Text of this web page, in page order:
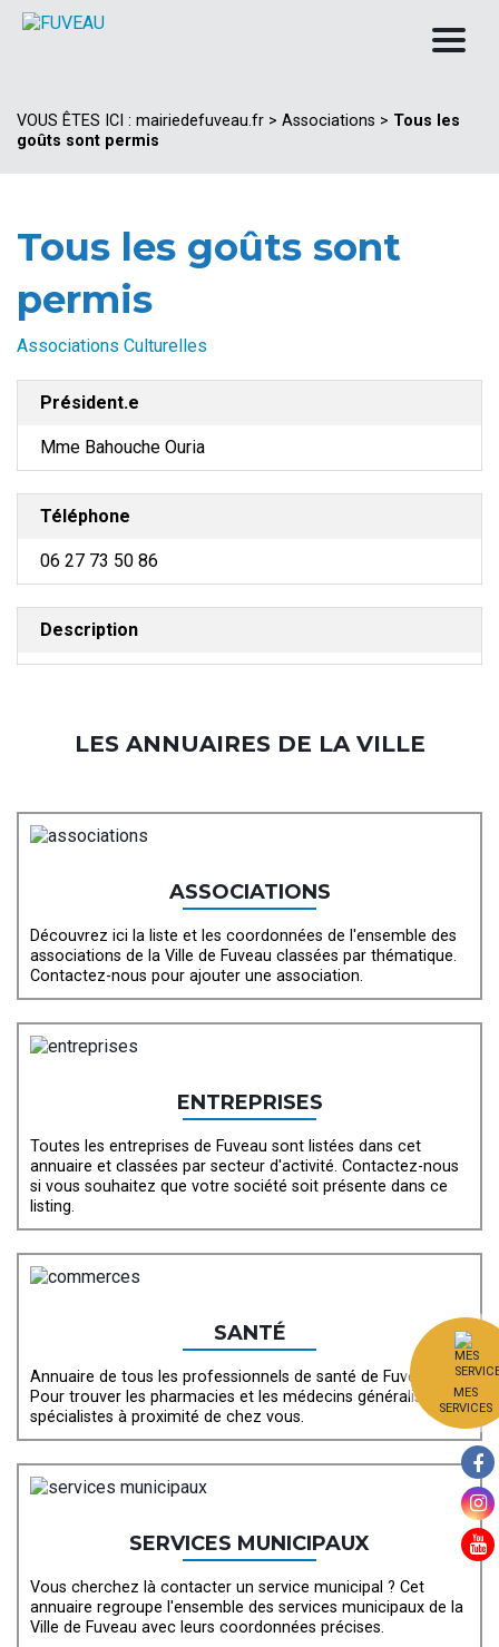
MES
SERVICES
VOUS ÊTES ICI : mairiedefuveau.fr > Associations > Tous les
goûts sont permis
Tous les goûts sont
permis
Associations Culturelles
Président.e
Mme Bahouche Ouria
Téléphone
06 27 73 50 86
Description
LES ANNUAIRES DE LA VILLE
ASSOCIATIONS
Découvrez ici la liste et les coordonnées de l'ensemble des
associations de la Ville de Fuveau classées par thématique.
Contactez-nous pour ajouter une association.
ENTREPRISES
Toutes les entreprises de Fuveau sont listées dans cet
annuaire et classées par secteur d'activité. Contactez-nous
si vous souhaitez que votre société soit présente dans ce
listing.
SANTÉ
Annuaire de tous les professionnels de santé de Fuveau.
Pour trouver les pharmacies et les médecins généralistes et
spécialistes à proximité de chez vous.
SERVICES MUNICIPAUX
Vous cherchez là contacter un service municipal ? Cet
annuaire regroupe l'ensemble des services municipaux de la
Ville de Fuveau avec leurs coordonnées précises.